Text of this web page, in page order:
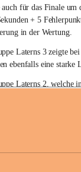
auch für das Finale
+ 5
in der Wertung.
Laterns 3 zeigte
ebenfalls eine
Laterns 2, welche